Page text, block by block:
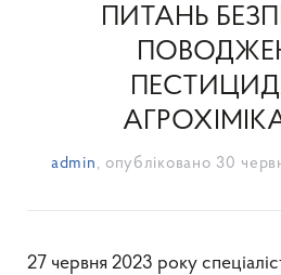
ПИТАНЬ
admin , опубліковано 30
27 червня 2023 року